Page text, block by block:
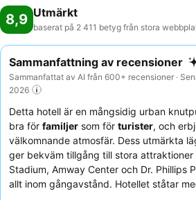
8,9 Utmärkt
baserat på 2 411 betyg från stora
Sammanfattning av recensioner
Sammanfattat av AI från 600+ recensioner ·
2026
Detta hotell är en mångsidig urban
bra för familjer som för turister, och
välkomnande atmosfär. Dess utmärkta
ger bekväm tillgång till stora attraktioner
Stadium, Amway Center och Dr. Phillips
allt inom gångavstånd. Hotellet ståtar